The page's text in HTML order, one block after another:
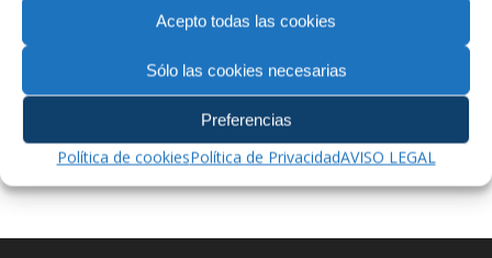
Acepto todas las cookies
Sólo las cookies necesarias
Preferencias
Política de cookiesPolítica de PrivacidadAVISO LEGAL
Navegación
de
entradas
anterior:
Miembros de la UWW
Siguiente:
entrada:
Secretario del CNJA